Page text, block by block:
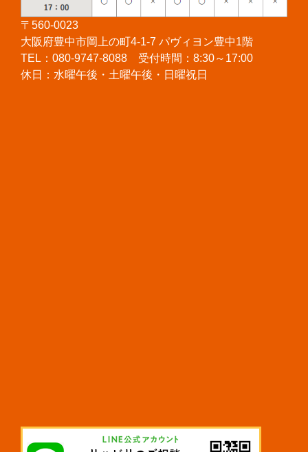
〒560-0023
大阪府豊中市岡上の町4-1-7 パヴィヨン豊中1階
TEL：080-9747-8088 受付時間：8:30～17:00
休日：水曜午後・土曜午後・日曜祝日